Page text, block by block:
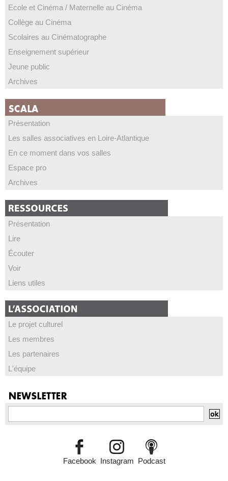
Ecole et Cinéma / Maternelle au Cinéma
Collège au Cinéma
Scolaires au Cinématographe
Enseignement supérieur
Jeune public
Archives
Présentation
Les salles associatives en Loire-Atlantique
En ce moment dans vos salles
Espace pro
Archives
Présentation
Lire
Écouter
Voir
Liens utiles
Le projet culturel
Les membres
Les partenaires
L'équipe
Facebook Instagram Podcast